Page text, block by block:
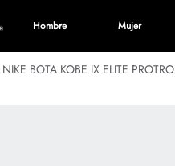
Hombre Mujer
NIKE BOTA KOBE IX ELITE PROTRO